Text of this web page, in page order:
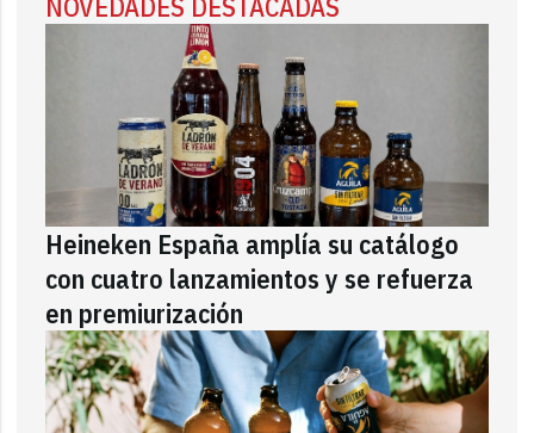
Heineken España amplía su catálogo
con cuatro lanzamientos y se refuerza
en premiurización